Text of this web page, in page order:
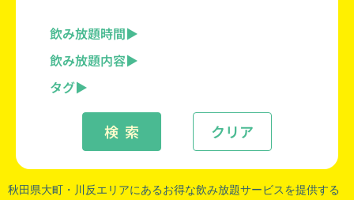
飲み放題時間
飲み放題内容
タグ
クリア
検 索
秋田県大町 ・ 川反 エリアにあるお得な飲み放題サービスを提供する